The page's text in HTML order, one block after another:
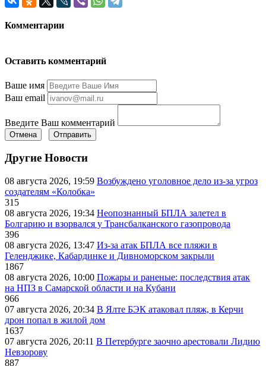
Комментарии
Оставить комментарий
Ваше имя
Ваш email
Введите Ваш комментарий
Отмена Отправить
Другие Новости
08 августа 2026, 19:59 Возбуждено уголовное дело из-за угроз
создателям «Колобка»
315
08 августа 2026, 19:34 Неопознанный БПЛА залетел в
Болгарию и взорвался у Трансбалканского газопровода
396
08 августа 2026, 13:47 Из-за атак БПЛА все пляжи в
Геленджике, Кабардинке и Дивноморском закрыли
1867
08 августа 2026, 10:00 Пожары и раненые: последствия атак
на НПЗ в Самарской области и на Кубани
966
07 августа 2026, 20:34 В Ялте БЭК атаковал пляж, в Керчи
дрон попал в жилой дом
1637
07 августа 2026, 20:11 В Петербурге заочно арестовали Лидию
Невзорову
887